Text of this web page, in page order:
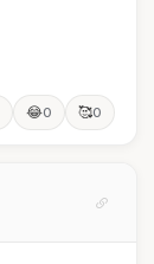
😂0 🥰0